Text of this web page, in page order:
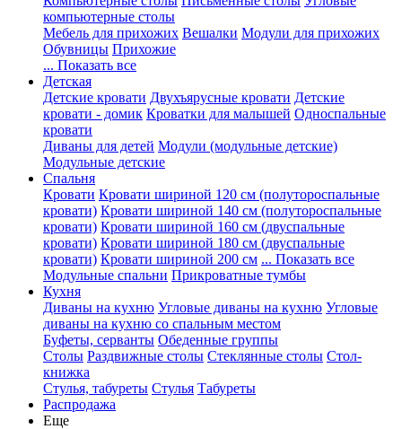
компьютерные столы
Мебель для прихожих Вешалки Модули для прихожих
Обувницы Прихожие
... Показать все
Детская
Детские кровати Двухъярусные кровати Детские
кровати - домик Кроватки для малышей Односпальные
кровати
Диваны для детей Модули (модульные детские)
Модульные детские
Спальня
Кровати Кровати шириной 120 см (полутороспальные
кровати) Кровати шириной 140 см (полутороспальные
кровати) Кровати шириной 160 см (двуспальные
кровати) Кровати шириной 180 см (двуспальные
кровати) Кровати шириной 200 см ... Показать все
Модульные спальни Прикроватные тумбы
Кухня
Диваны на кухню Угловые диваны на кухню Угловые
диваны на кухню со спальным местом
Буфеты, серванты Обеденные группы
Столы Раздвижные столы Стеклянные столы Стол-
книжка
Стулья, табуреты Стулья Табуреты
Распродажа
Еще